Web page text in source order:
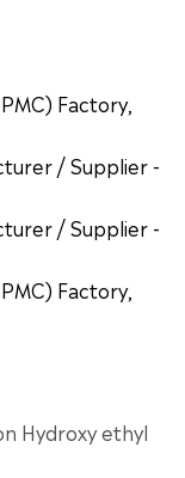
Factory,
/ Supplier -
/ Supplier -
Factory,
Hydroxy ethyl